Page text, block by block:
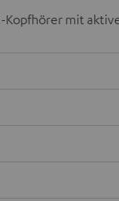
Kopfhörer mit